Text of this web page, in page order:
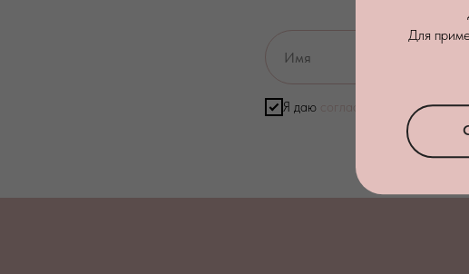
Для
Я даю согласие на обработку